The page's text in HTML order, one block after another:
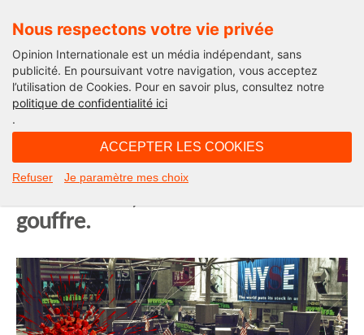
Nous respectons votre vie privée
Opinion Internationale est un média indépendant, sans
publicité. En poursuivant votre navigation, vous acceptez
l’utilisation de Cookies. Pour en savoir plus, consultez notre
politique de confidentialité ici
.
ACCEPTER LES COOKIES
Refuser Je paramètre mes choix
Apocalypse Now
Apocalypse Now : 1. Effondrement
gouffre.